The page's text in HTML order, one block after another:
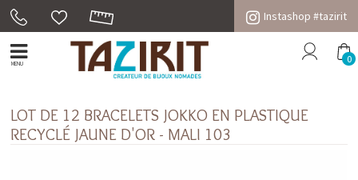
Instashop #tazirit
MENU 0
LOT DE 12 BRACELETS JOKKO EN PLASTIQUE
RECYCLÉ JAUNE D'OR - MALI 103